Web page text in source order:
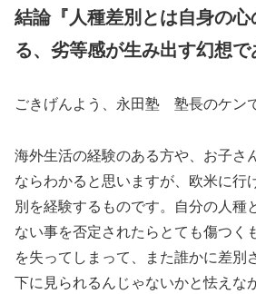
結論『人種差別とは自身の
る、劣等感が生み出す幻想で
ごきげんよう、永田塾 塾長のケン
海外生活の経験のある方や、お子さ
ならわかると思いますが、欧米に行
別を経験するものです。自分の人種
ない事を否定されたらとても傷つく
を失ってしまって、また誰かに差別
下に見られるんじゃないかと怯えな